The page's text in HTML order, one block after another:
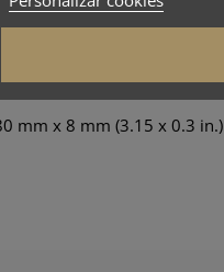
mm x 8 mm (3.15 x 0.3 in.)